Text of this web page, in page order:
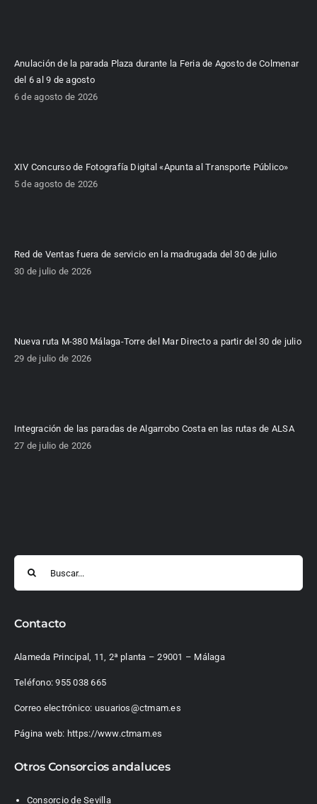
Anulación de la parada Plaza durante la Feria de Agosto de Colmenar
del 6 al 9 de agosto
6 de agosto de 2026
XIV Concurso de Fotografía Digital «Apunta al Transporte Público»
5 de agosto de 2026
Red de Ventas fuera de servicio en la madrugada del 30 de julio
30 de julio de 2026
Nueva ruta M-380 Málaga-Torre del Mar Directo a partir del 30 de julio
29 de julio de 2026
Integración de las paradas de Algarrobo Costa en las rutas de ALSA
27 de julio de 2026
Contacto
Alameda Principal, 11, 2ª planta – 29001 – Málaga
Teléfono:955 038 665
Correo electrónico: usuarios@ctmam.es
Página web: https://www.ctmam.es
Otros Consorcios andaluces
Consorcio de Sevilla